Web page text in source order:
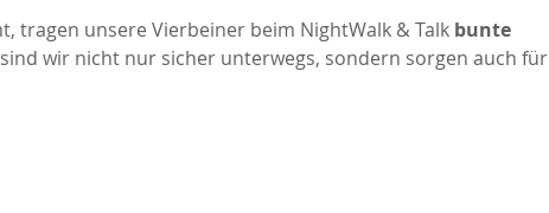
tragen unsere Vierbeiner beim NightWalk & Talk bunte
wir nicht nur sicher unterwegs, sondern sorgen auch für